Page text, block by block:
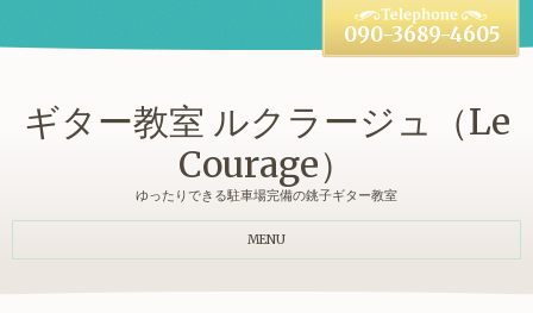
ギター教室 ルクラージュ（Le
Courage）
ゆったりできる駐車場完備の銚子ギター教室
090-3689-4605
MENU